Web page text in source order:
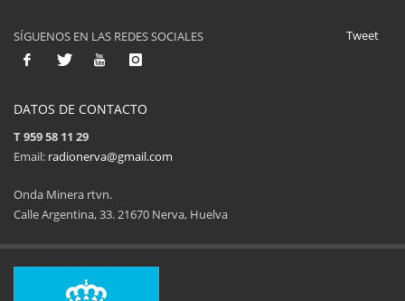
11ª Feria del Jamón 34 Memorial
Tweet
SÍGUENOS EN LAS REDES SOCIALES
DATOS DE CONTACTO
T 959 58 11 29
Email: radionerva@gmail.com
Onda Minera rtvn.
Calle Argentina, 33. 21670 Nerva, Huelva